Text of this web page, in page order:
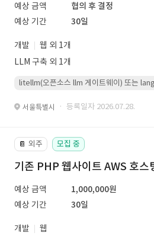
예상 금액
협의 후 결정
예상 기간
30일
개발
웹 외 1개
LLM 구축 외 1개
litellm(오픈소스 llm 게이트웨이) 또는
서울특별시 · 등록일자 2026.07.28.
📔 외주 모집 중
기존 PHP 웹사이트 AWS 호스
예상 금액
1,000,000원
예상 기간
30일
개발
웹